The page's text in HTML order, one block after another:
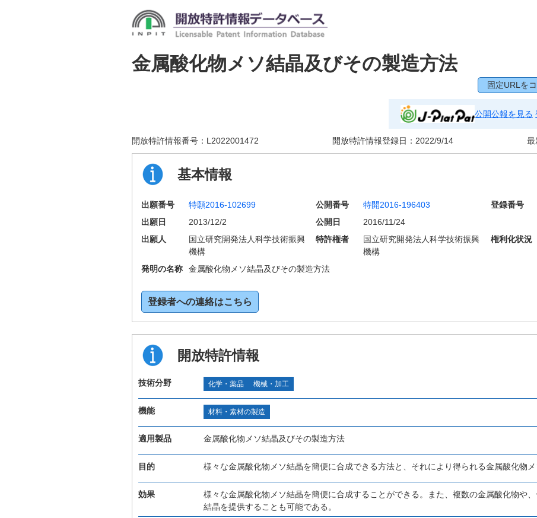
金属酸化物メソ結晶及びその製造方法
固定URLを
公開公報を見る
開放特許情報番号： L2022001472 開放特許情報登録日： 2022/9/14 最
基本情報
出願番号 特願2016-102699 公開番号 特開2016-196403 登録番号
出願日
2013/12/2 公開日
2016/11/24
出願人
国立研究開発法人科学技術振興
機構
特許権者
国立研究開発法人科学技術振興
機構
権利化状況
発明の名称 金属酸化物メソ結晶及びその製造方法
登録者への連絡はこちら
開放特許情報
技術分野 化学・薬品 機械・加工
機能 材料・素材の製造
適用製品 金属酸化物メソ結晶及びその製造方法
目的 様々な金属酸化物メソ結晶を簡便に合成できる方法と、それにより得られる金属酸化物メ
効果
様々な金属酸化物メソ結晶を簡便に合成することができる。また、複数の金属酸化物や
結晶を提供することも可能である。